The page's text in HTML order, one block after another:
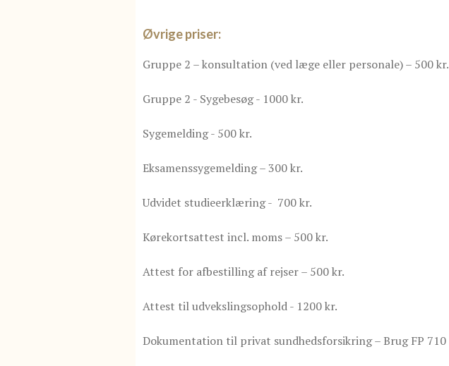
Øvrige priser:
Gruppe 2 – konsultation (ved læge eller personale) – 500 kr.
Gruppe 2 - Sygebesøg - 1000 kr.
Sygemelding - 500 kr.
Eksamenssygemelding – 300 kr.
Udvidet studieerklæring - 700 kr.
Kørekortsattest incl. moms – 500 kr.
Attest for afbestilling af rejser – 500 kr.
Attest til udvekslingsophold - 1200 kr.
Dokumentation til privat sundhedsforsikring – Brug FP 710